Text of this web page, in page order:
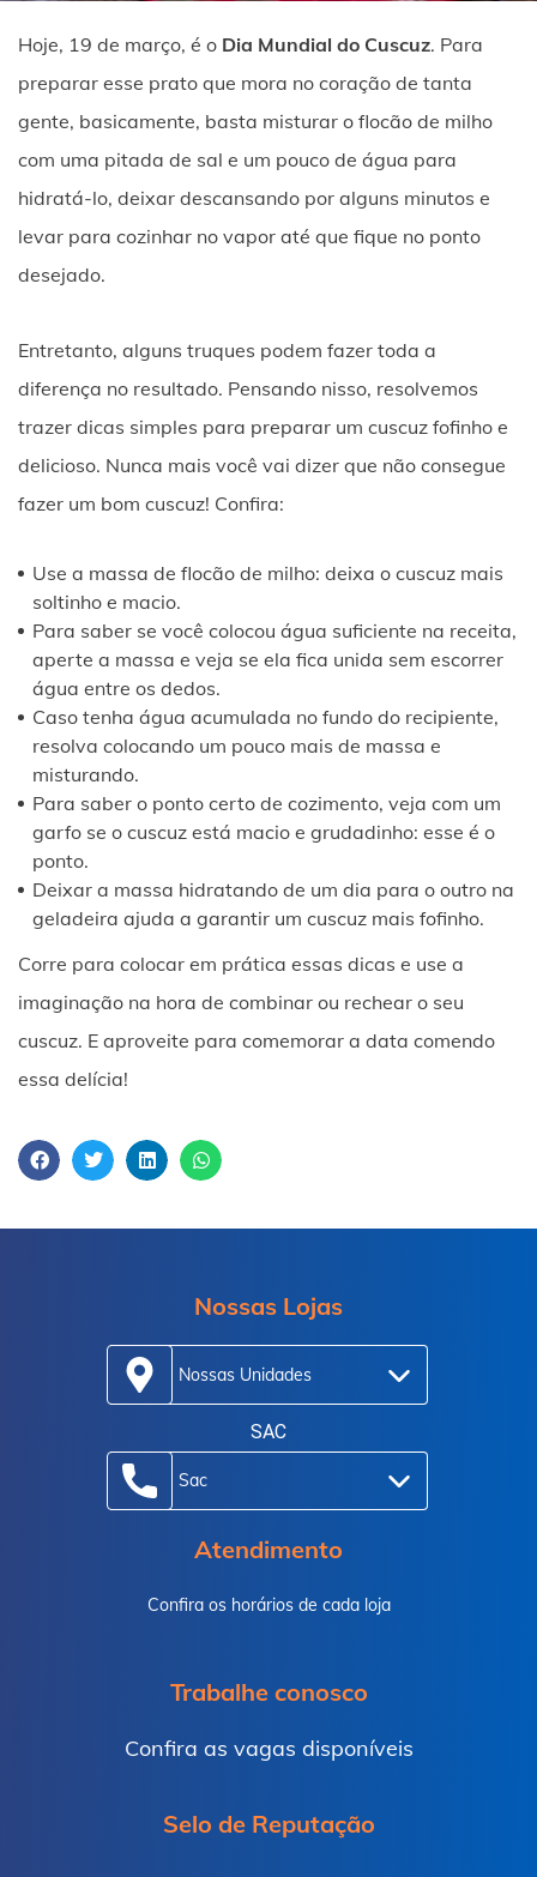
Hoje, 19 de março, é o Dia Mundial do Cuscuz. Para
preparar esse prato que mora no coração de tanta
gente, basicamente, basta misturar o flocão de milho
com uma pitada de sal e um pouco de água para
hidratá-lo, deixar descansando por alguns minutos e
levar para cozinhar no vapor até que fique no ponto
desejado.
Inovações Tecnológicas em Cassinos
Online Brasileiros
Você já parou para pensar como a tecnologia está
transformando a forma como jogamos nos cassinos
azar, oferecendo aos jogadores uma experiência mais
imersiva e emocionante do que nunca. Neste artigo,
vamos explorar algumas das principais inovações
tecnológicas que estão impulsionando os cassinos
online brasileiros, desde os jogos de realidade virtual
até os avanços na segurança e no pagamento.
Prepare-se para descobrir como a tecnologia está
elevando o nível da diversão e das oportunidades de
ganhar nos cassinos online do Brasil!
Imagine-se mergulhando em um mundo virtual, onde
você pode caminhar pelos corredores de um cassino
luxuoso, interagir com outros jogadores e desfrutar de
apenas uma das maravilhas que a realidade virtual
proporcionando transações mais rápidas e seguras,
enquanto os avanços na segurança cibernética
garantem que seus dados pessoais e financeiros
estejam protegidos. Ficou curioso? Então continue lendo
para explorar todas as incríveis inovações tecnológicas
que estão transformando os cassinos online brasileiros
e descubra como elas estão moldando o futuro do
no Brasil: uma análise das
inovações tecnológicas
populares no Brasil, e com isso, surgem constantemente
Entretanto, alguns truques podem fazer toda a
diferença no resultado. Pensando nisso, resolvemos
trazer dicas simples para preparar um cuscuz fofinho e
delicioso. Nunca mais você vai dizer que não consegue
fazer um bom cuscuz! Confira:
Use a massa de flocão de milho: deixa o cuscuz mais
soltinho e macio.
Para saber se você colocou água suficiente na receita,
aperte a massa e veja se ela fica unida sem escorrer
água entre os dedos.
Caso tenha água acumulada no fundo do recipiente,
resolva colocando um pouco mais de massa e
misturando.
Para saber o ponto certo de cozimento, veja com um
garfo se o cuscuz está macio e grudadinho: esse é o
ponto.
Deixar a massa hidratando de um dia para o outro na
geladeira ajuda a garantir um cuscuz mais fofinho.
Corre para colocar em prática essas dicas e use a
imaginação na hora de combinar ou rechear o seu
cuscuz. E aproveite para comemorar a data comendo
essa delícia!
Nossas Lojas
Nossas Unidades
SAC
Sac
Atendimento
Confira os horários de cada loja
Trabalhe conosco
Confira as vagas disponíveis
Selo de Reputação